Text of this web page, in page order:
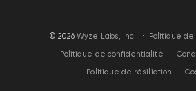
© 2026Wyze Labs, Inc. ·
Politique
Politique de confidentialité
Politique de résiliation